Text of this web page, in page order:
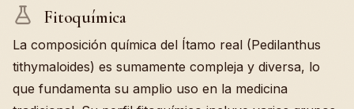
Fitoquímica
La composición química del Ítamo real (Pedilanthus
tithymaloides) es sumamente compleja y diversa, lo
que fundamenta su amplio uso en la medicina